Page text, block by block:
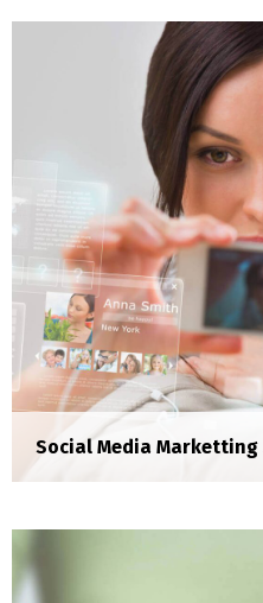
Lorem ipsum dolor sit
adipisicing elit.
Wonder VR Lansman
Donec porta tortor eget
hendrerit elit venenatis
Social Media Marketting